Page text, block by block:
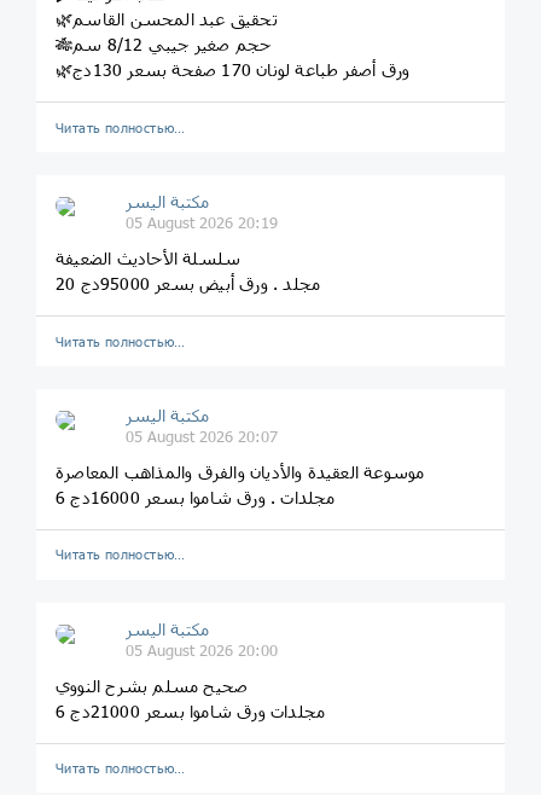
🌿تحقيق عبد المحسن القاسم
🎋حجم صغير جيبي 8/12 سم
🌿ورق أصفر طباعة لونان 170 صفحة بسعر 130دج
Читать полностью…
مكتبة اليسر
05 August 2026 20:19
سلسلة الأحاديث الضعيفة
20 مجلد . ورق أبيض بسعر 95000دج
Читать полностью…
مكتبة اليسر
05 August 2026 20:07
موسوعة العقيدة والأديان والفرق والمذاهب المعاصرة
6 مجلدات . ورق شاموا بسعر 16000دج
Читать полностью…
مكتبة اليسر
05 August 2026 20:00
صحيح مسلم بشرح النووي
6 مجلدات ورق شاموا بسعر 21000دج
Читать полностью…